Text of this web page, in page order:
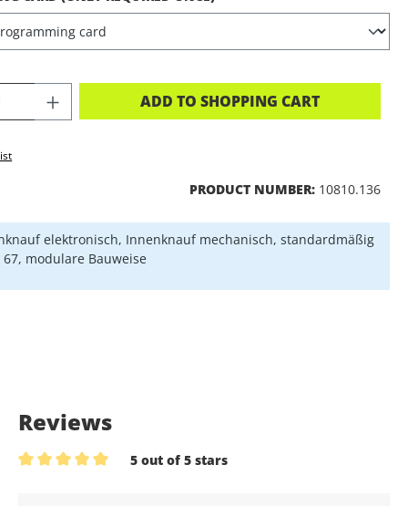
QUANTITY: ENTER THE DESIRED
ADD TO SHOPPING CART
PRODUCT NUMBER: 10810.136
elektronisch, Innenknauf mechanisch, standardmäßig
67, modulare Bauweise
Reviews
5 out of 5 stars